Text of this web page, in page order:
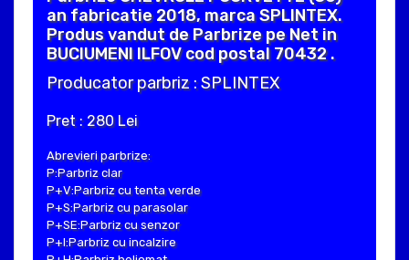
an fabricatie 2018, marca SPLINTEX.
Produs vandut de Parbrize pe Net in
BUCIUMENI ILFOV cod postal 70432 .
Producator parbriz : SPLINTEX
Pret : 280 Lei
Abrevieri parbrize:
P:Parbriz clar
P+V:Parbriz cu tenta verde
P+S:Parbriz cu parasolar
P+SE:Parbriz cu senzor
P+I:Parbriz cu incalzire